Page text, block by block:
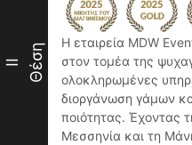
II Θέση
Η εταιρεία MDW
στον τομέα της
ολοκληρωμένες
διοργάνωση γάμων
ποιότητας. Έχοντας
Μεσσηνία και τη